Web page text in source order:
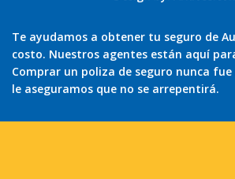
Te ayudamos a obtener tu seguro de
costo. Nuestros agentes están aquí
Comprar un poliza de seguro nunca
le aseguramos que no se arrepentirá.